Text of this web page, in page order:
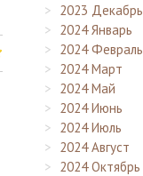
2023 Декабрь
2024 Январь
2024 Февраль
2024 Март
2024 Май
2024 Июнь
2024 Июль
2024 Август
2024 Октябрь